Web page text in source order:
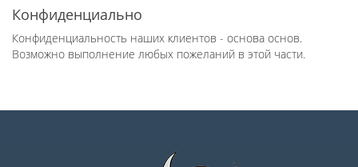
Конфиденциально
Конфиденциальность наших клиентов - основа основ.
Возможно выполнение любых пожеланий в этой части.